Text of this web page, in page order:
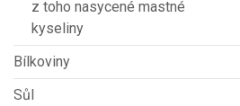
z toho nasycené mastné
kyseliny
Bílkoviny
Sůl